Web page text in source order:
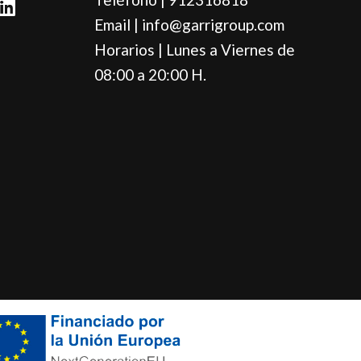
i
Email | info@garrigroup.com
Horarios | Lunes a Viernes de
08:00 a 20:00 H.